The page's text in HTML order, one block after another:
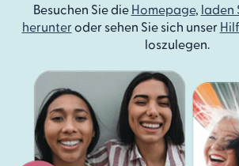
Besuchen Sie die Homepage, laden
herunteroder sehen Sie sich unser
loszulegen.